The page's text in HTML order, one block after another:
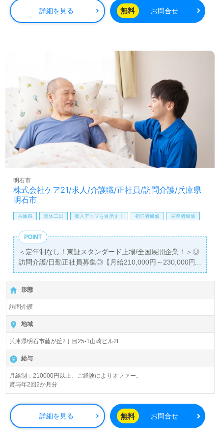
◎『それぞれの介護業界への想い』をカタチに！担当コン
サルタントとご一緒に、あなたの未来を描いてみませんか
職を目指される方も幅広く募集します。業界未経験者も活
躍中の事業所様です。わかりやすく、すぐに実践できる
OJTもおすすめポイント！『ご利用者様のお役に立ちた
い、笑顔を増やしたい』『やりがいや目標を持って働きた
い』『仕事を通じて成長したい』『未経験からチャレンジ
したい、介護職経験を活かしたい、介護業界に戻りたい』
等の方も大歓迎！働き方や選考フロー等、担当コンサルタ
ントよりご案内します。お問い合わせも遠慮なくお願いし
ます。
【同時募集：あなたのご希望エリアでお探しします！】＊
募集職種：介護職/正社員
全国展開！株式会社さわやか倶楽部様の一員として、ご利
用者様の笑顔を増やしませんか。
詳しくは担当コンサルタントよりご案内します。お問い合
護】＊求人情報収集、将来的に検討の方も遠慮なく＊
LINE、メール、お電話などご希望に応じてお問い合わせ/ご
相談可能です。転職相談、求人紹介、年収交渉など完全無
あり！＞"転職支援"のプロと一緒に転職活動！お問い合わ
せお待ちしております。
詳細を見る 無料 お問合せ
株式会社ケア21/求人/介護職/正社員/訪問介護/兵庫県
明石市
明石市
兵庫県 週休二日 収入アップを目指す！ 初任者研修 実務者研修
POINT
＜定年制なし！東証スタンダード上場/全国展開企業！＞◎
訪問介護/日勤正社員募集◎【月給210,000円～230,000円/
賞与2回】
＊実務者研修以上有資格者向け求人＊『藤江駅』徒歩4
分。
『ケア21明石』株式会社ケア２１様（本社：大阪府、東京
都）様の運営です。従業員数7,755名、東北、関東、東
海、関西、中四国九州、沖縄を中心に487拠点の訪問介
護、有料老人ホーム、認知症グループホーム、居宅介護支
援、小規模多機能型居宅介護、デイサービス、保育園事業
等を展開されています。新規出店事業所も続々誕生予定！
『未来を創造する総合福祉企業』東証スタンダード上場企
業様です。
◎訪問介護の『今』を支えるプロフェッショナル！『やっ
てみたい！』を担当コンサルタントとご一緒に叶えません
か◎
形態
訪問介護
地域
兵庫県明石市藤が丘2丁目25-1山崎ビル2F
給与
月給制：210000円以上、ご経験によりオファー。
賞与年2回2か月分
詳細を見る 無料 お問合せ